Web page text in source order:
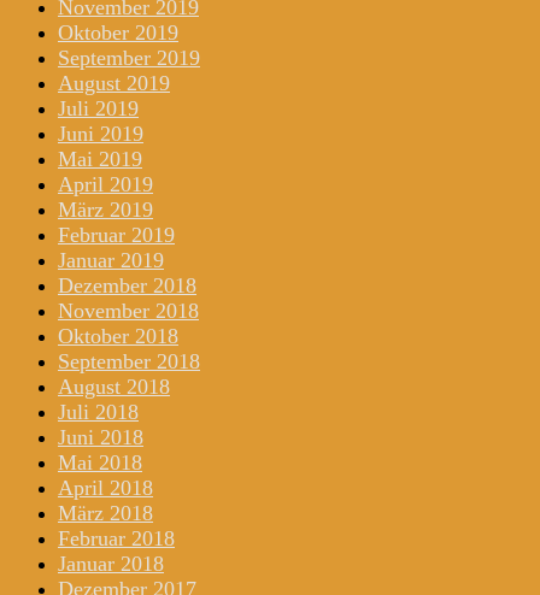
November 2019
Oktober 2019
September 2019
August 2019
Juli 2019
Juni 2019
Mai 2019
April 2019
März 2019
Februar 2019
Januar 2019
Dezember 2018
November 2018
Oktober 2018
September 2018
August 2018
Juli 2018
Juni 2018
Mai 2018
April 2018
März 2018
Februar 2018
Januar 2018
Dezember 2017